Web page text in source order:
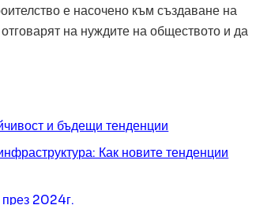
е насочено към създаване на
на нуждите на обществото и да
и бъдещи тенденции
Как новите тенденции
през 2024г.